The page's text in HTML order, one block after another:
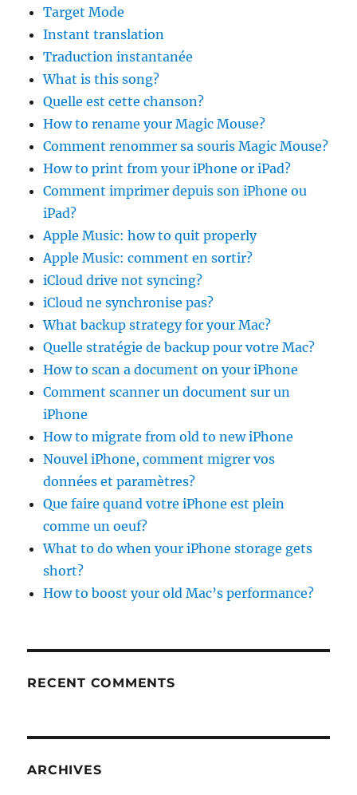
Target Mode
Instant translation
Traduction instantanée
What is this song?
Quelle est cette chanson?
How to rename your Magic Mouse?
Comment renommer sa souris Magic Mouse?
How to print from your iPhone or iPad?
Comment imprimer depuis son iPhone ou
iPad?
Apple Music: how to quit properly
Apple Music: comment en sortir?
iCloud drive not syncing?
iCloud ne synchronise pas?
What backup strategy for your Mac?
Quelle stratégie de backup pour votre Mac?
How to scan a document on your iPhone
Comment scanner un document sur un
iPhone
How to migrate from old to new iPhone
Nouvel iPhone, comment migrer vos
données et paramètres?
Que faire quand votre iPhone est plein
comme un oeuf?
What to do when your iPhone storage gets
short?
How to boost your old Mac’s performance?
RECENT COMMENTS
ARCHIVES